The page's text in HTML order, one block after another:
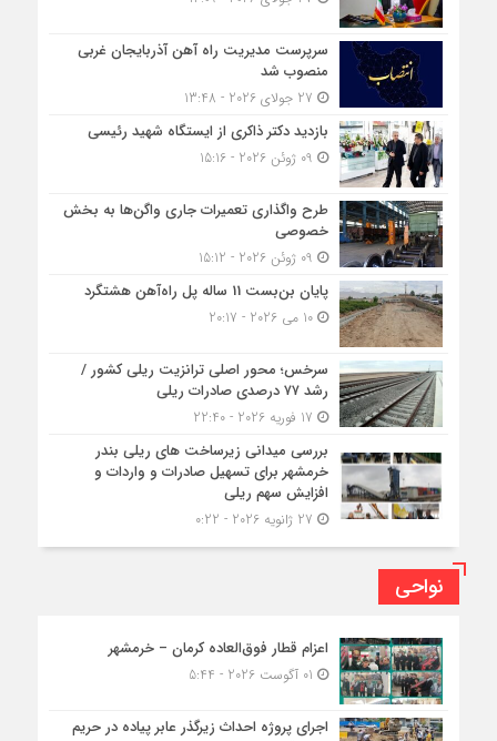
سرپرست مدیریت راه آهن آذربایجان غربی
منصوب شد
بازدید دکتر ذاکری از ایستگاه شهید رئیسی
طرح واگذاری تعمیرات جاری واگن‌ها به بخش
خصوصی
پایان بن‌بست 11 ساله پل راه‌آهن هشتگرد
10 می 2026 - 20:17
سرخس؛ محور اصلی ترانزیت ریلی کشور /
رشد ۷۷ درصدی صادرات ریلی
بررسی میدانی زیرساخت های ریلی بندر
خرمشهر برای تسهیل صادرات و واردات و
افزایش سهم ریلی
نواحی
اعزام قطار فوق‌العاده کرمان – خرمشهر
اجرای پروژه احداث زیرگذر عابر پیاده در حریم